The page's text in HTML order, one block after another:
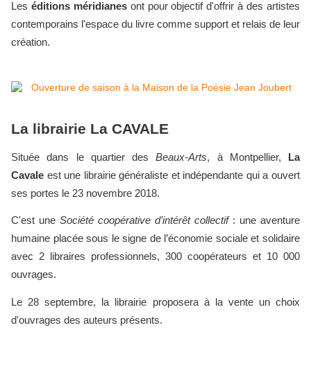
Les éditions méridianesont pour objectif d'offrir à des artistes
contemporains l'espace du livre comme support et relais de leur
création.
La librairie La CAVALE
Située dans le quartier desBeaux-Arts, à Montpellier,
La
Cavale est une librairie généraliste et indépendante qui a ouvert
ses portes le 23 novembre 2018.
C'est une Société coopérative d’intérêt collectif: une aventure
humaine placée sous le signe de l’économie sociale et solidaire
avec 2 libraires professionnels, 300 coopérateurs et 10 000
ouvrages.
Le 28 septembre, la librairie proposera à la vente un choix
d'ouvrages des auteurs présents.